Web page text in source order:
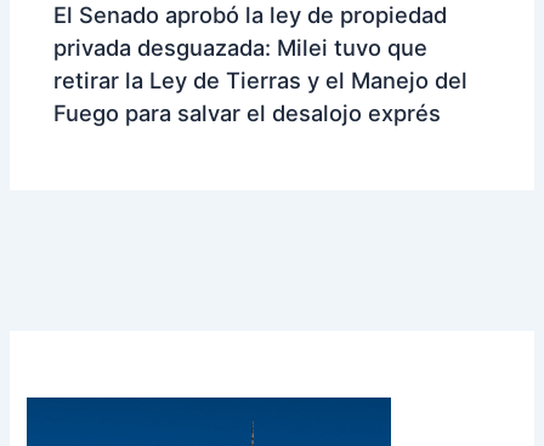
El Senado aprobó la ley de propiedad
privada desguazada: Milei tuvo que
retirar la Ley de Tierras y el Manejo del
Fuego para salvar el desalojo exprés